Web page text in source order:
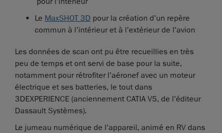
Le MaxSHOT 3D pour la création d’un repère
commun à l’intérieur et à l’extérieur de l’avion
Les données de scan ont pu être recueillies en très
peu de temps et ont servi de base pour la suite,
notamment pour rétrofiter l’aéronef avec un moteur
électrique et ses batteries, le tout dans
3DEXPERIENCE (anciennement CATIA V5, de l’éditeur
Dassault Systèmes).
Le jumeau numérique de l’appareil, animé en RV dans